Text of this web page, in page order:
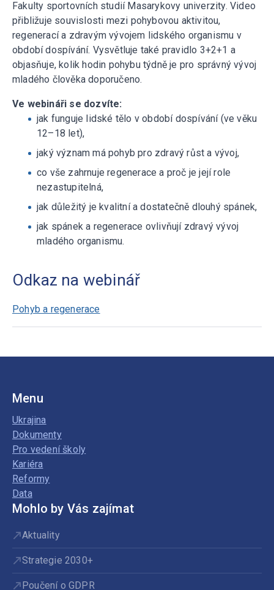
Fakulty sportovních studií Masarykovy univerzity. Video
přibližuje souvislosti mezi pohybovou aktivitou,
regenerací a zdravým vývojem lidského organismu v
období dospívání. Vysvětluje také pravidlo 3+2+1 a
objasňuje, kolik hodin pohybu týdně je pro správný vývoj
mladého člověka doporučeno.
Ve webináři se dozvíte:
jak funguje lidské tělo v období dospívání (ve věku
12–18 let),
jaký význam má pohyb pro zdravý růst a vývoj,
co vše zahrnuje regenerace a proč je její role
nezastupitelná,
jak důležitý je kvalitní a dostatečně dlouhý spánek,
jak spánek a regenerace ovlivňují zdravý vývoj
mladého organismu.
Odkaz na webinář
Pohyb a regenerace
Menu
Ukrajina
Dokumenty
Pro vedení školy
Kariéra
Reformy
Data
Mohlo by Vás zajímat
Aktuality
Strategie 2030+
Poučení o GDPR